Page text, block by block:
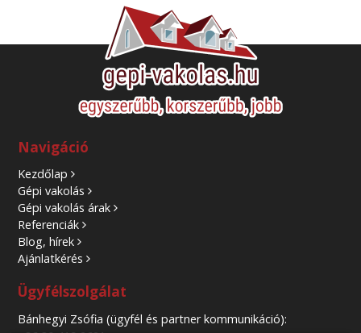
Navigáció
Kezdőlap
Gépi vakolás
Gépi vakolás árak
Referenciák
Blog, hírek
Ajánlatkérés
Ügyfélszolgálat
Bánhegyi Zsófia (ügyfél és partner kommunikáció):